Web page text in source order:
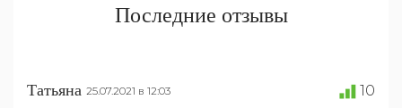
Последние отзывы
Татьяна 25.07.2021 в 12:03
10